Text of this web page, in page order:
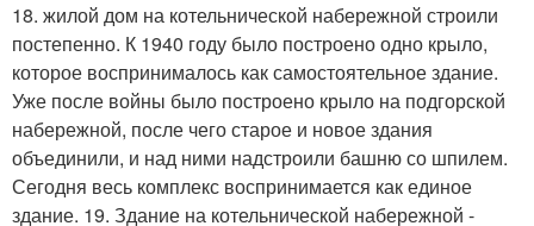
18. жилой дом на котельнической набережной строили
постепенно. К 1940 году было построено одно крыло,
которое воспринималось как самостоятельное здание.
Уже после войны было построено крыло на подгорской
набережной, после чего старое и новое здания
объединили, и над ними надстроили башню со шпилем.
Сегодня весь комплекс воспринимается как единое
здание. 19. Здание на котельнической набережной -